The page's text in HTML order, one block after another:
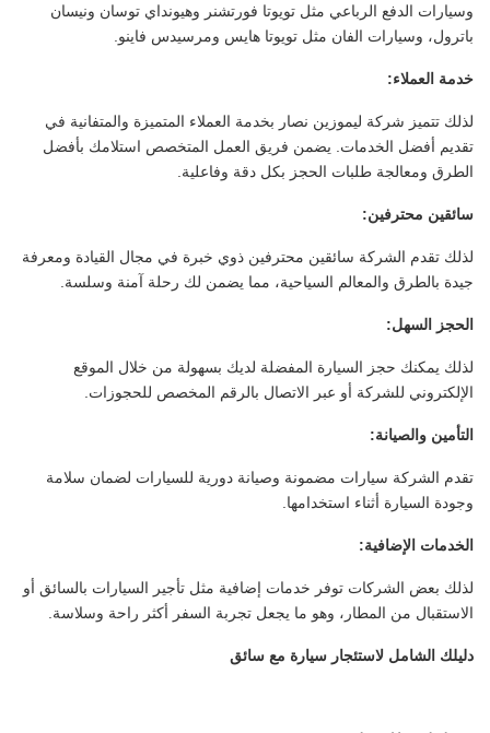
وسيارات الدفع الرباعي مثل تويوتا فورتشنر وهيونداي توسان ونيسان
باترول، وسيارات الفان مثل تويوتا هايس ومرسيدس فاينو.
خدمة العملاء:
لذلك تتميز شركة ليموزين نصار بخدمة العملاء المتميزة والمتفانية في
تقديم أفضل الخدمات. يضمن فريق العمل المتخصص استلامك بأفضل
الطرق ومعالجة طلبات الحجز بكل دقة وفاعلية.
سائقين محترفين:
لذلك تقدم الشركة سائقين محترفين ذوي خبرة في مجال القيادة ومعرفة
جيدة بالطرق والمعالم السياحية، مما يضمن لك رحلة آمنة وسلسة.
الحجز السهل:
لذلك يمكنك حجز السيارة المفضلة لديك بسهولة من خلال الموقع
الإلكتروني للشركة أو عبر الاتصال بالرقم المخصص للحجوزات.
التأمين والصيانة:
تقدم الشركة سيارات مضمونة وصيانة دورية للسيارات لضمان سلامة
وجودة السيارة أثناء استخدامها.
الخدمات الإضافية:
لذلك بعض الشركات توفر خدمات إضافية مثل تأجير السيارات بالسائق أو
الاستقبال من المطار، وهو ما يجعل تجربة السفر أكثر راحة وسلاسة.
دليلك الشامل لاستئجار سيارة مع سائق